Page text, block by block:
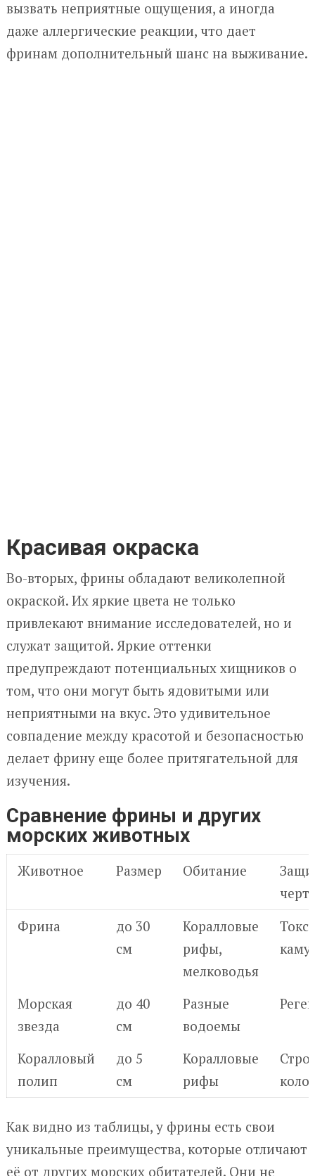
вызвать неприятные ощущения, а иногда
даже аллергические реакции, что дает
фринам дополнительный шанс на выживание.
Красивая окраска
Во-вторых, фрины обладают великолепной
окраской. Их яркие цвета не только
привлекают внимание исследователей, но и
служат защитой. Яркие оттенки
предупреждают потенциальных хищников о
том, что они могут быть ядовитыми или
неприятными на вкус. Это удивительное
совпадение между красотой и безопасностью
делает фрину еще более притягательной для
изучения.
Сравнение фрины и других
морских животных
Животное Размер Обитание
Фрина
до 30
см
Коралловые
рифы,
мелководья
Морская
звезда
до 40
см
Разные
водоемы
Коралловый
полип
до 5
см
Коралловые
рифы
Как видно из таблицы, у фрины есть свои
уникальные преимущества, которые отличают
её от других морских обитателей. Они не